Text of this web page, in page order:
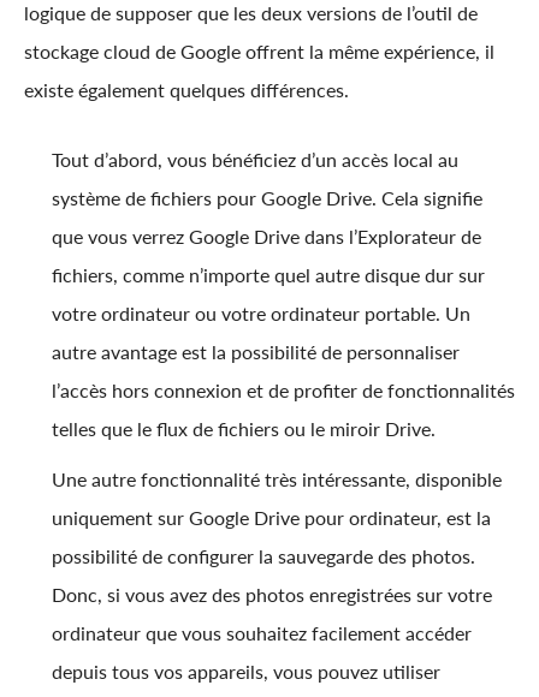
logique de supposer que les deux versions de l’outil de
stockage cloud de Google offrent la même expérience, il
existe également quelques différences.
Tout d’abord, vous bénéficiez d’un accès local au
système de fichiers pour Google Drive. Cela signifie
que vous verrez Google Drive dans l’Explorateur de
fichiers, comme n’importe quel autre disque dur sur
votre ordinateur ou votre ordinateur portable. Un
autre avantage est la possibilité de personnaliser
l’accès hors connexion et de profiter de fonctionnalités
telles que le flux de fichiers ou le miroir Drive.
Une autre fonctionnalité très intéressante, disponible
uniquement sur Google Drive pour ordinateur, est la
possibilité de configurer la sauvegarde des photos.
Donc, si vous avez des photos enregistrées sur votre
ordinateur que vous souhaitez facilement accéder
depuis tous vos appareils, vous pouvez utiliser